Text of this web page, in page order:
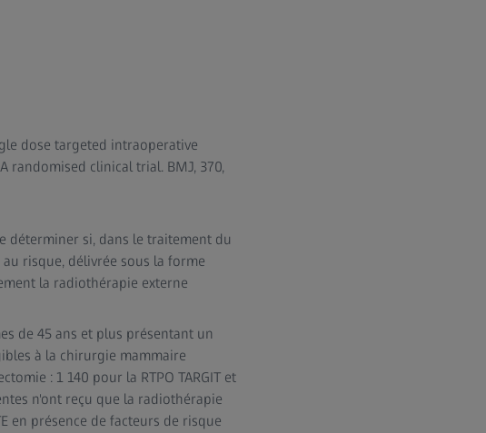
dose targeted intraoperative
randomised clinical trial. BMJ, 370,
déterminer si, dans le traitement du
risque, délivrée sous la forme
la radiothérapie externe
de 45 ans et plus présentant un
à la chirurgie mammaire
: 1 140 pour la RTPO TARGIT et
n'ont reçu que la radiothérapie
en présence de facteurs de risque